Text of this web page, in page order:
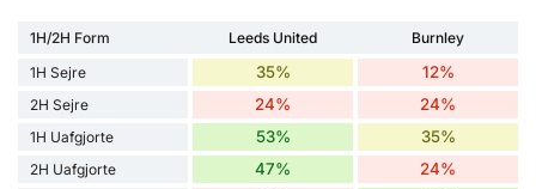
1H/2H Form Leeds United
Burnley
1H Sejre
35% 12%
2H Sejre 24% 24%
1H Uafgjorte 53% 35%
2H Uafgjorte 47% 24%